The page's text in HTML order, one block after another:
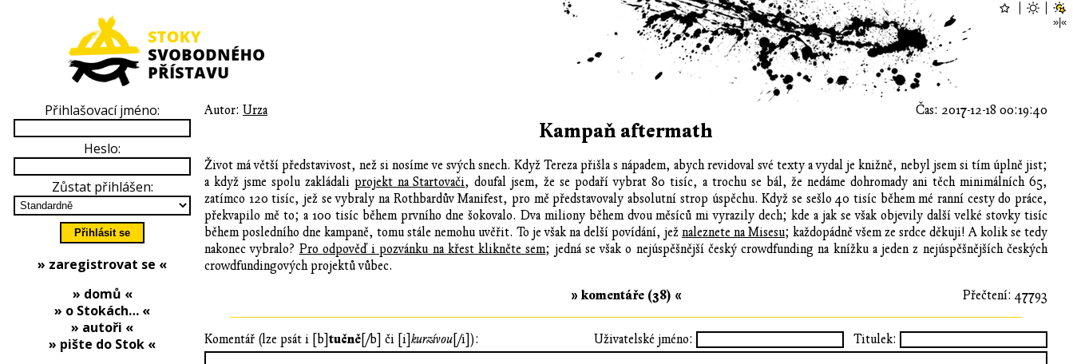
Autor: Urza Čas: 2017-12-18 00:19:40
Kampaň aftermath
Život má větší představivost, než si nosíme ve svých snech. Když Tereza přišla s nápadem, abych revidoval své texty a vydal je knižně, nebyl jsem si tím úplně jist;
a když jsme spolu zakládali projekt na Startovači, doufal jsem, že se podaří vybrat 80 tisíc, a trochu se bál, že nedáme dohromady ani těch minimálních 65,
zatímco 120 tisíc, jež se vybraly na Rothbardův Manifest, pro mě představovaly absolutní strop úspěchu. Když se sešlo 40 tisíc během mé ranní cesty do práce,
překvapilo mě to; a 100 tisíc během prvního dne šokovalo. Dva miliony během dvou měsíců mi vyrazily dech; kde a jak se však objevily další velké stovky tisíc
během posledního dne kampaně, tomu stále nemohu uvěřit. To je však na delší povídání, jež naleznete na Misesu; každopádně všem ze srdce děkuji! A kolik se tedy
nakonec vybralo? Pro odpověď i pozvánku na křest klikněte sem; jedná se však o nejúspěšnější český crowdfunding na knížku a jeden z nejúspěšnějších českých
crowdfundingových projektů vůbec.
Přečtení: 47793
» komentáře (38) «
Uživatelské jméno: Titulek:
Komentář (lze psát i [b] tučně [/b] či [i] kurzívou [/i]):
Přihlašovací jméno:
Heslo:
Zůstat přihlášen:
» zaregistrovat se «
» domů «
» o Stokách… «
» autoři «
» pište do Stok «